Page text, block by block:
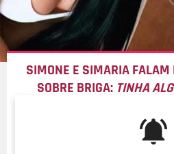
SIMONE E SIMARIA
SOBRE BRIGA: TINHA
06/Ago/